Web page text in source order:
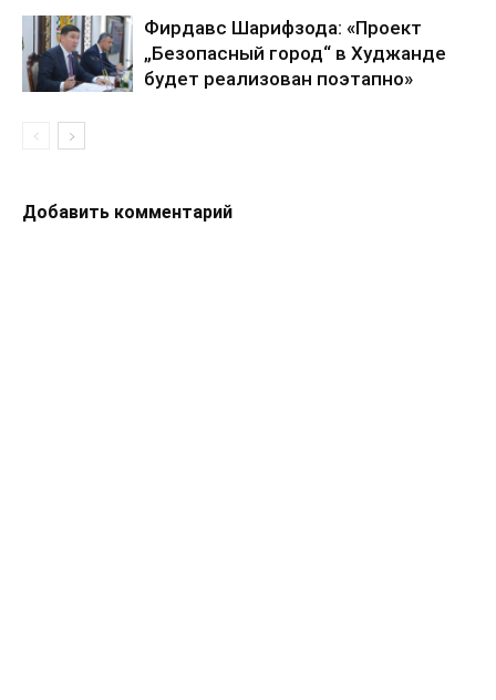
Фирдавс Шарифзода: «Проект
„Безопасный город“ в Худжанде
будет реализован поэтапно»
Добавить комментарий